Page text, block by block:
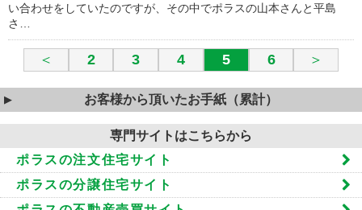
い合わせをしていたのですが、その中でポラスの山本さんと平島
さ…
＜ 2 3 4 5 6 ＞
お客様から頂いたお手紙（累計）
専門サイトはこちらから
ポラスの注文住宅サイト
ポラスの分譲住宅サイト